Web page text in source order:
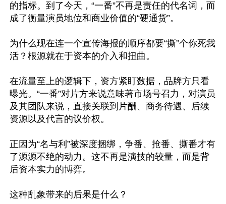
的指标。到了今天，“一番”不再是责任的代名词，而
成了衡量演员地位和商业价值的“硬通货”。
为什么现在连一个宣传海报的顺序都要“撕”个你死我
活？根源就在于资本的介入和扭曲。
在流量至上的逻辑下，资方紧盯数据，品牌方只看
曝光。“一番”对片方来说意味著市场号召力，对演员
及其团队来说，直接关联到片酬、商务待遇、后续
资源以及代言的议价权。
正因为“名与利”被深度捆绑，争番、抢番、撕番才有
了源源不绝的动力。这不再是演技的较量，而是背
后资本实力的博弈。
这种乱象带来的后果是什么？